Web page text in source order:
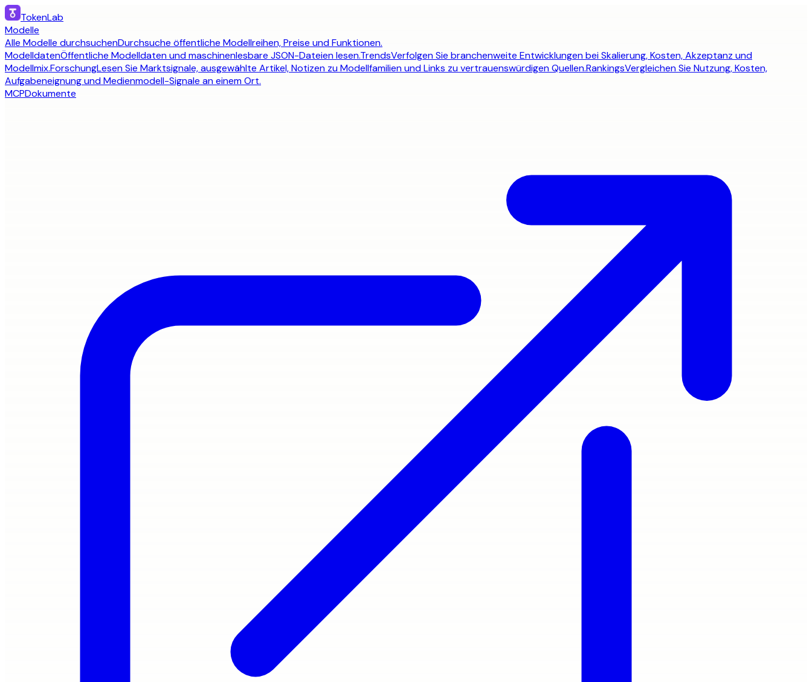
TokenLab
Modelle
Alle Modelle durchsuchenDurchsuche öffentliche Modellreihen, Preise und Funktionen.
ModelldatenÖffentliche Modelldaten und maschinenlesbare JSON-Dateien lesen.TrendsVerfolgen Sie branchenweite Entwicklungen bei Skalierung, Kosten, Akzeptanz und
Modellmix.ForschungLesen Sie Marktsignale, ausgewählte Artikel, Notizen zu Modellfamilien und Links zu vertrauenswürdigen Quellen.RankingsVergleichen Sie Nutzung, Kosten,
Aufgabeneignung und Medienmodell-Signale an einem Ort.
MCPDokumente